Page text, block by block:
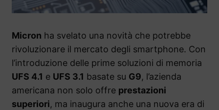
Micron ha svelato una novità che potrebbe
rivoluzionare il mercato degli smartphone. Con
l’introduzione delle prime soluzioni di memoria
UFS 4.1 e UFS 3.1 basate su G9, l’azienda
americana non solo offre prestazioni
superiori, ma inaugura anche una nuova era di